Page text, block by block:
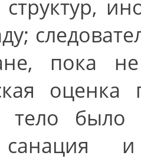
структур,
пока
тело было
санация